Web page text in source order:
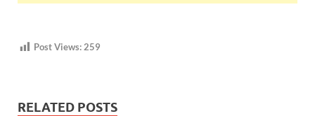
Post Views:259
RELATED POSTS